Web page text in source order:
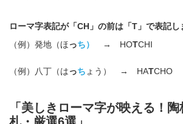
ローマ字表記が「CH」の前は「T」で表記し
（例）発地（ほっち） → HOTCHI
（例）八丁（はっち ょう） → HATCHO
「美しきローマ字が映える！